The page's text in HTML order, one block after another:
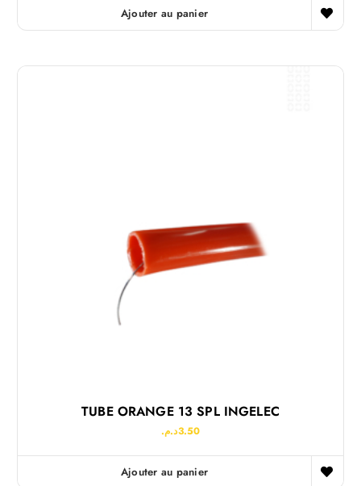
Ajouter au panier
TUBE ORANGE 13 SPL INGELEC
3.50د.م.
Ajouter au panier